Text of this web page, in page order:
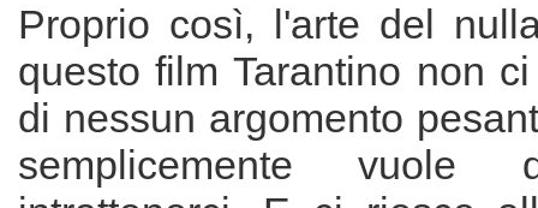
Proprio così, l'arte del
questo film Tarantino non
di nessun argomento
semplicemente vuole